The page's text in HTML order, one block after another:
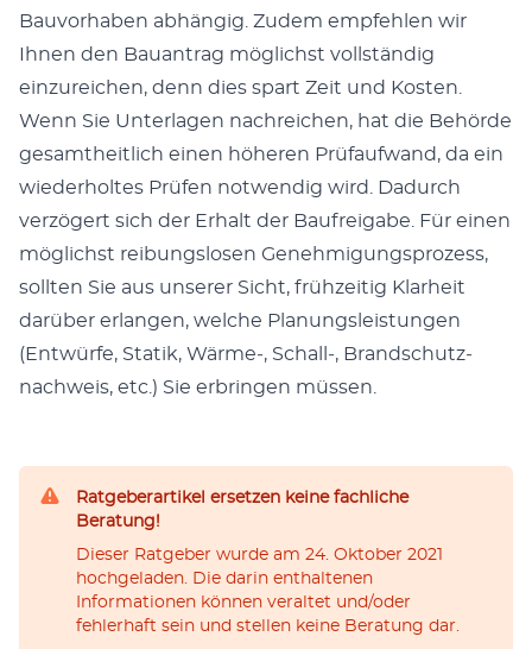
Bau­vorhaben abhängig. Zudem empfehlen wir
Ihnen den Bauantrag möglichst voll­ständig
einzure­ichen, denn dies spart Zeit und Kosten.
Wenn Sie Unter­la­gen nachre­ichen, hat die Behörde
gesamtheitlich einen höheren Prü­faufwand, da ein
wieder­holtes Prüfen notwendig wird. Dadurch
verzögert sich der Erhalt der Baufreiga­be. Für einen
möglichst rei­bungslosen Genehmi­gung­sprozess,
soll­ten Sie aus unser­er Sicht, frühzeit­ig Klarheit
darüber erlan­gen, welche Pla­nungsleis­tun­gen
(Entwürfe, Sta­tik, Wärme‑, Schall‑, Brand­schutz­
nach­weis, etc.) Sie erbrin­gen müssen.
Ratgeberartikel ersetzen keine fachliche
Beratung!
Dieser Ratgeber wurde am 24. Oktober 2021
hochgeladen. Die darin enthaltenen
Informationen können veraltet und/oder
fehlerhaft sein und stellen keine Beratung dar.